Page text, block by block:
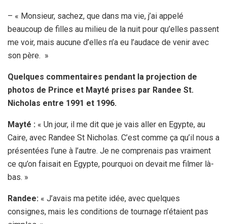
– « Monsieur, sachez, que dans ma vie, j’ai appelé
beaucoup de filles au milieu de la nuit pour qu’elles passent
me voir, mais aucune d’elles n’a eu l’audace de venir avec
son père. »
Quelques commentaires pendant la projection de
photos de Prince et Mayté prises par Randee St.
Nicholas entre 1991 et 1996.
Mayté : « Un jour, il me dit que je vais aller en Egypte, au
Caire, avec Randee St Nicholas. C’est comme ça qu’il nous a
présentées l’une à l’autre. Je ne comprenais pas vraiment
ce qu’on faisait en Egypte, pourquoi on devait me filmer là-
bas. »
Randee: « J’avais ma petite idée, avec quelques
consignes, mais les conditions de tournage n’étaient pas